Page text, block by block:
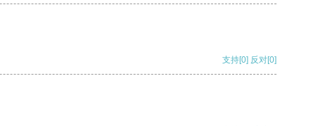
支持[0] 反对[0]